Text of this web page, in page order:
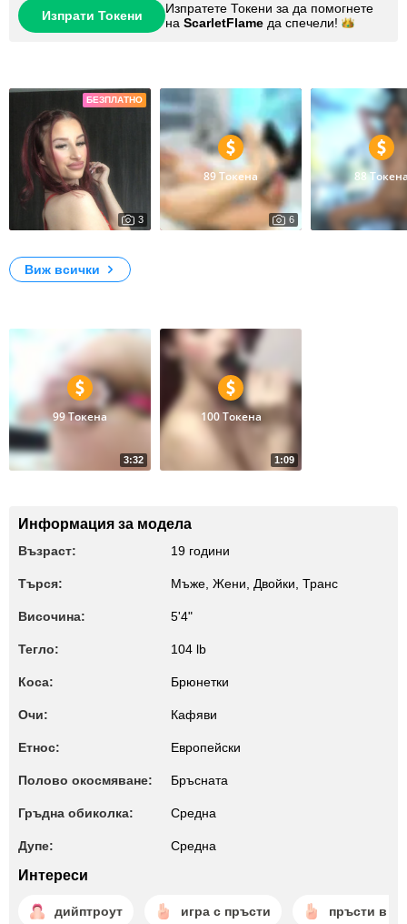
Изпрати Токени
Изпратете Токени за да помогнете
на ScarletFlame да спечели!
БЕЗПЛАТНО
3
89 Токена
6
88
Виж всички
3:32
99 Токена
1:09
100 Токена
Информация за модела
Възраст: 19 години
Търся: Мъже, Жени, Двойки, Транс
Височина: 5'4"
Тегло: 104 lb
Коса: Брюнетки
Очи: Кафяви
Етнос: Европейски
Полово окосмяване: Бръсната
Гръдна обиколка: Среднa
Дупе: Среднa
Интереси
дийптроут игра с пръсти пръсти в